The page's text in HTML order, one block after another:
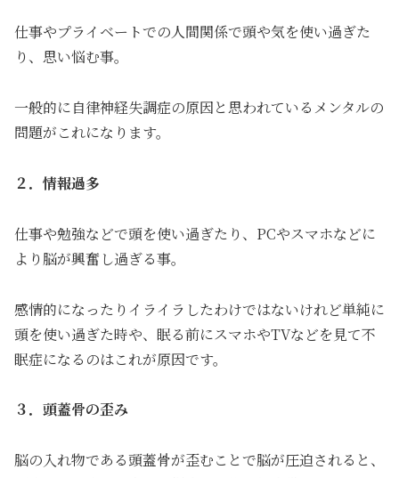
仕事やプライベートでの人間関係で頭や気を使い過ぎた
り、思い悩む事。
一般的に自律神経失調症の原因と思われているメンタルの
問題がこれになります。
２．情報過多
仕事や勉強などで頭を使い過ぎたり、PCやスマホなどに
より脳が興奮し過ぎる事。
感情的になったりイライラしたわけではないけれど単純に
頭を使い過ぎた時や、眠る前にスマホやTVなどを見て不
眠症になるのはこれが原因です。
３．頭蓋骨の歪み
脳の入れ物である頭蓋骨が歪むことで脳が圧迫されると、